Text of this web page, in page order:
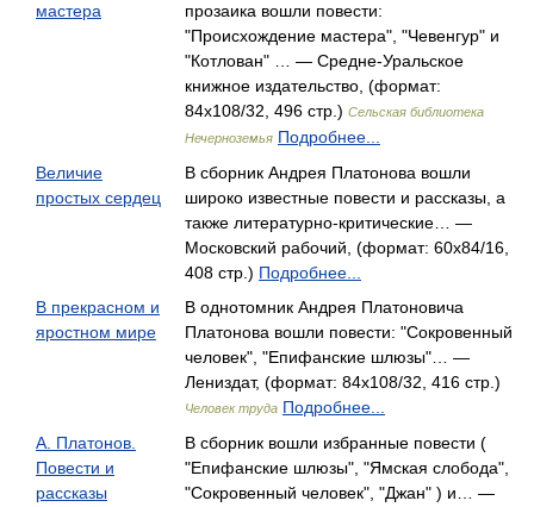
мастера
прозаика вошли повести:
"Происхождение мастера", "Чевенгур" и
"Котлован" … — Средне-Уральское
книжное издательство, (формат:
84x108/32, 496 стр.) Сельская библиотека
Нечерноземья Подробнее...
Величие
простых сердец
В сборник Андрея Платонова вошли
широко известные повести и рассказы, а
также литературно-критические… —
Московский рабочий, (формат: 60x84/16,
408 стр.) Подробнее...
В прекрасном и
яростном мире
В однотомник Андрея Платоновича
Платонова вошли повести: "Сокровенный
человек", "Епифанские шлюзы"… —
Лениздат, (формат: 84x108/32, 416 стр.)
Человек труда Подробнее...
А. Платонов.
Повести и
рассказы
В сборник вошли избранные повести (
"Епифанские шлюзы", "Ямская слобода",
"Сокровенный человек", "Джан" ) и… —